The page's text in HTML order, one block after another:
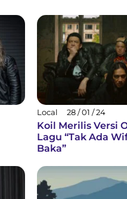
Local 28 / 01 / 24
Koil Merilis Versi
Lagu “Tak Ada
Baka”